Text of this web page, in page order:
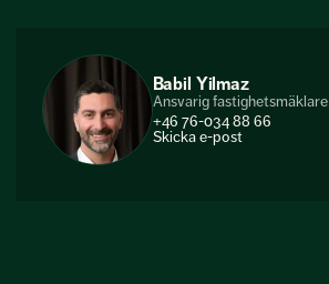
Babil Yilmaz
Ansvarig fastighetsmäklare
+46 76-034 88 66
Skicka e-post